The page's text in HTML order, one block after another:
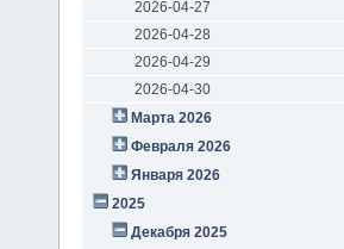
2026-04-27
2026-04-28
2026-04-29
2026-04-30
Марта 2026
Февраля 2026
Января 2026
2025
Декабря 2025